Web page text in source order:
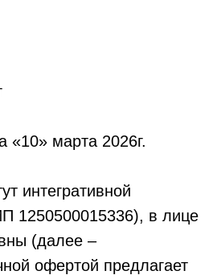
2026г.
интегративной
1250500015336), в лице
(далее –
офертой предлагает